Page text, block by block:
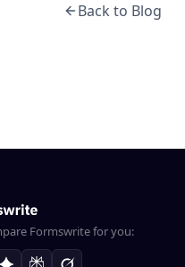
Back to Blog
Formswrite for you: